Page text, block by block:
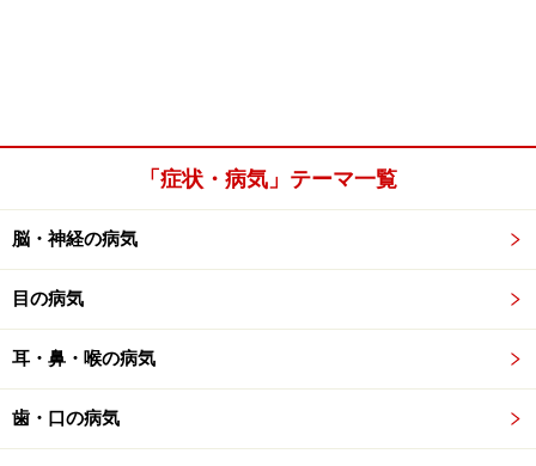
「症状・病気」テーマ一覧
脳・神経の病気
目の病気
耳・鼻・喉の病気
歯・口の病気